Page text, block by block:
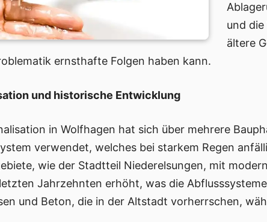
und
ältere
ernsthafte Folgen haben kann.
und historische Entwicklung
in Wolfhagen hat sich über mehrere
verwendet, welches bei starkem Regen
wie der Stadtteil Niederelsungen, mit
Jahrzehnten erhöht, was die
und Beton, die in der Altstadt vorherrschen,